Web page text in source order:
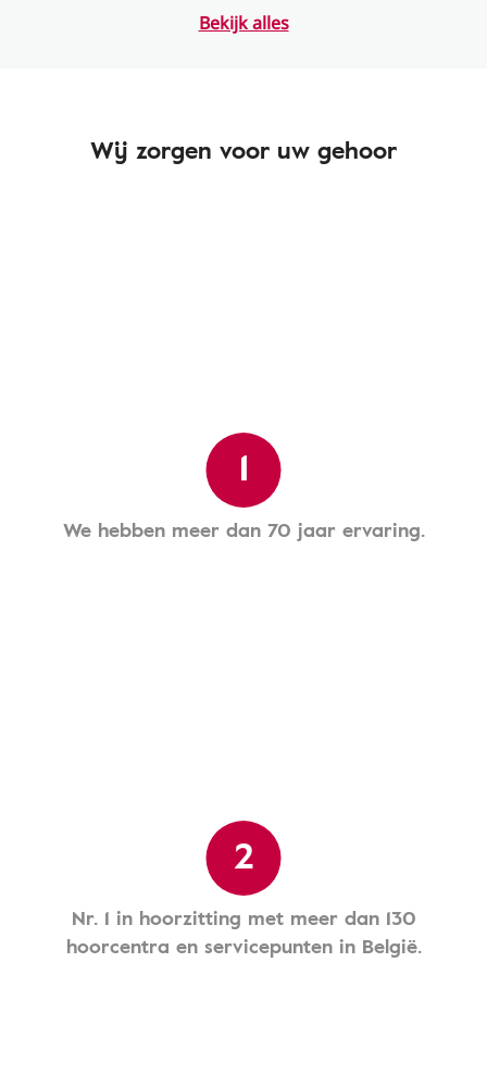
Bekijk alles
Wij zorgen voor uw gehoor
1
We hebben meer dan 70 jaar ervaring.
2
Nr. 1 in hoorzitting met meer dan 130
hoorcentra en servicepunten in België.